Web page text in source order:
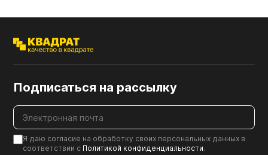
Подписаться на рассылку
Я даю согласие на обработку своих персональных данных в
соответствии с Политикой конфиденциальности.